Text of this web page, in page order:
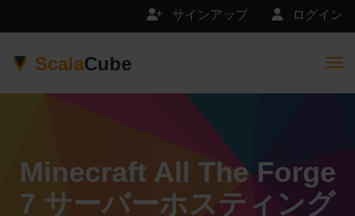
ログイン
サインアップ
ScalaCube
Minecraft All The Forge
7 サーバーホスティング